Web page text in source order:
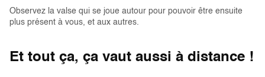
Observez la valse qui se joue autour pour pouvoir être ensuite
plus présent à vous, et aux autres.
Et tout ça, ça vaut aussi à distance !